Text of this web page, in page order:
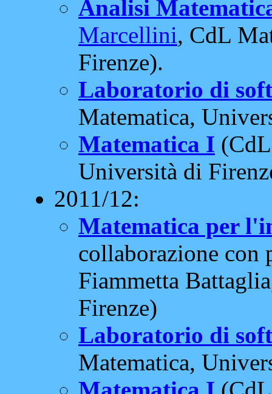
Analisi
Marcellini, CdL
Firenze).
Laboratorio di
Matematica,
Matematica I
Università di
2011/12:
Matematica per
collaborazione con
Fiammetta
Firenze)
Laboratorio di
Matematica,